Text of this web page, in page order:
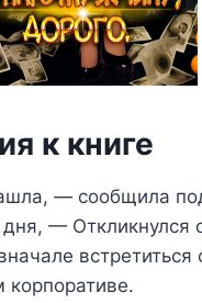
к книге
— сообщила
— Откликнулся
встретиться
корпоративе.